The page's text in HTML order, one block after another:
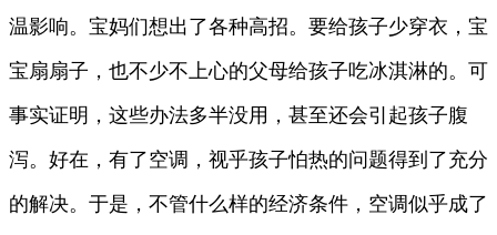
温影响。宝妈们想出了各种高招。要给孩子少穿衣，宝
宝扇扇子，也不少不上心的父母给孩子吃冰淇淋的。可
事实证明，这些办法多半没用，甚至还会引起孩子腹
泻。好在，有了空调，视乎孩子怕热的问题得到了充分
的解决。于是，不管什么样的经济条件，空调似乎成了